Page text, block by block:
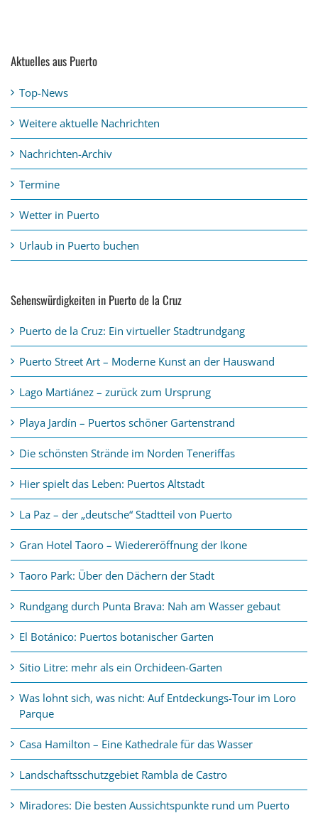
Aktuelles aus Puerto
Top-News
Weitere aktuelle Nachrichten
Nachrichten-Archiv
Termine
Wetter in Puerto
Urlaub in Puerto buchen
Sehenswürdigkeiten in Puerto de la Cruz
Puerto de la Cruz: Ein virtueller Stadtrundgang
Puerto Street Art – Moderne Kunst an der Hauswand
Lago Martiánez – zurück zum Ursprung
Playa Jardín – Puertos schöner Gartenstrand
Die schönsten Strände im Norden Teneriffas
Hier spielt das Leben: Puertos Altstadt
La Paz – der „deutsche“ Stadtteil von Puerto
Gran Hotel Taoro – Wiedereröffnung der Ikone
Taoro Park: Über den Dächern der Stadt
Rundgang durch Punta Brava: Nah am Wasser gebaut
El Botánico: Puertos botanischer Garten
Sitio Litre: mehr als ein Orchideen-Garten
Was lohnt sich, was nicht: Auf Entdeckungs-Tour im Loro
Parque
Casa Hamilton – Eine Kathedrale für das Wasser
Landschaftsschutzgebiet Rambla de Castro
Miradores: Die besten Aussichtspunkte rund um Puerto